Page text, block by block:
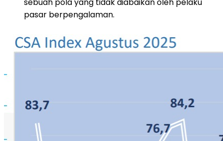
sebuah pola yang tidak diabaikan oleh pelaku
pasar berpengalaman.